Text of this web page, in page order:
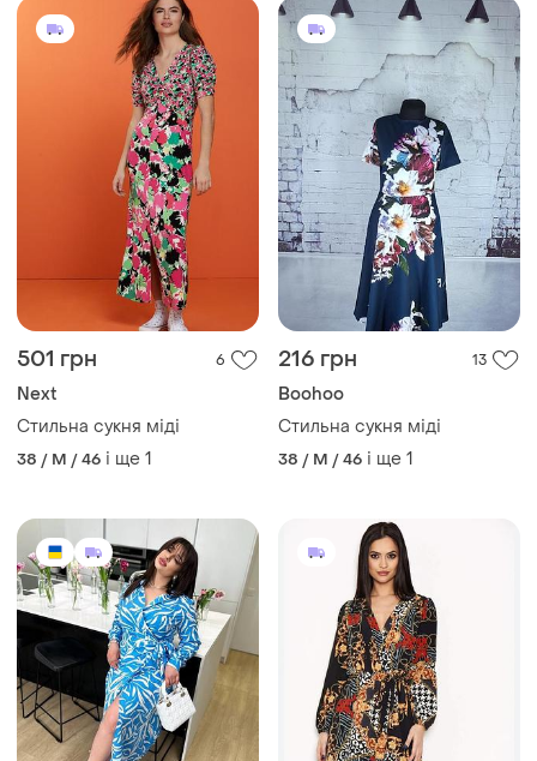
Стильна сукня міді
38 / M / 46 1
216 грн 13
Boohoo
Стильна сукня міді
38 / M / 46 і ще 1
830 грн 0 253 грн